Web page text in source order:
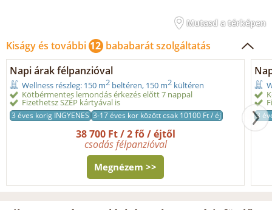
Mutasd a térképen
Kiságy és további 12 bababarát szolgáltatás
Napi árak félpanzióval
Wellness részleg: 150 m2 beltéren, 150 m2 kültéren
Kötbérmentes lemondás érkezés előtt 7 nappal
Fizethetsz SZÉP kártyával is
3 éves korig INGYENES 3-17 éves kor között csak 10100 Ft / éj
38 700 Ft / 2 fő / éjtől
csodás félpanzióval
Megnézem >>
3